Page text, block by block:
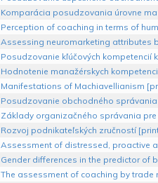
Komparácia posudzovania úrovne
Perception of coaching in terms of
Assessing neuromarketing attributes
Posudzovanie kľúčových kompetencií
Hodnotenie manažérskych
Manifestations of Machiavellianism
Posudzovanie obchodného
Základy organizačného správania
Rozvoj podnikateľských zručností
Assessment of distressed, proactive
Gender differences in the predictor of
The assessment of coaching by